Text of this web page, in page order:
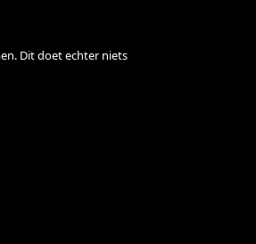
Dit doet echter niets